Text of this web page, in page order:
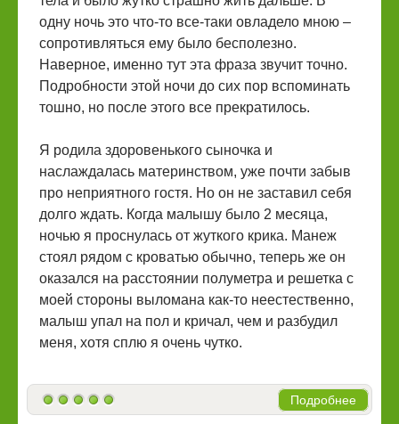
одну ночь это что-то все-таки овладело мною –
сопротивляться ему было бесполезно.
Наверное, именно тут эта фраза звучит точно.
Подробности этой ночи до сих пор вспоминать
тошно, но после этого все прекратилось.
Я родила здоровенького сыночка и
наслаждалась материнством, уже почти забыв
про неприятного гостя. Но он не заставил себя
долго ждать. Когда малышу было 2 месяца,
ночью я проснулась от жуткого крика. Манеж
стоял рядом с кроватью обычно, теперь же он
оказался на расстоянии полуметра и решетка с
моей стороны выломана как-то неестественно,
малыш упал на пол и кричал, чем и разбудил
меня, хотя сплю я очень чутко.
Подробнее